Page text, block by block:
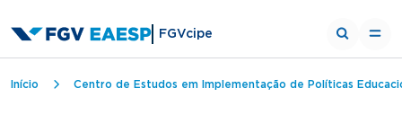
FGVcipe
Trilha de navegação
Início Centro de Estudos em Implementação de Políticas